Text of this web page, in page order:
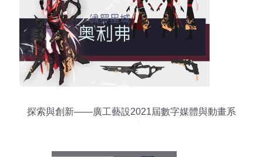
探索與創新——廣工藝設2021屆數字媒體與動畫系